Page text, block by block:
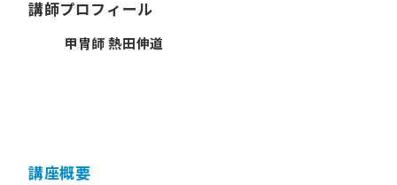
講師プロフィール
甲冑師 熱田伸道
講座概要